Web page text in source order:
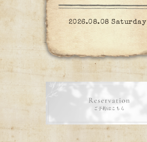
2026.08.08 Saturday